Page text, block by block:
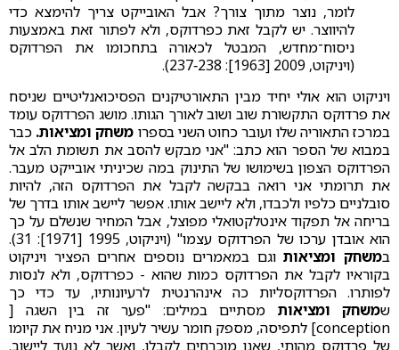
לומר, נוצר מתוך צורך? אבל האובייקט צריך להימצא כדי
להיווצר. יש לקבל זאת כפרדוקס, ולא לפתור זאת באמצעות
ניסוח־מחדש, המבטל לכאורה בתחכומו את הפרדוקס
(ויניקוט, 2009 [1963]: 238‑237).
ויניקוט הוא אולי יחיד מבין התאורטיקנים הפסיכואנליטיים שניסח
את פרדוקס התקשורת שוב ושוב לאורך הגותו. מושג הפרדוקס עומד
במרכז התאוריה שלו ועובר כחוט השני בספרו משחק ומציאות. כבר
במבוא של הספר הוא כתב: "אני מבקש להסב את תשומת הלב אל
הפרדוקס הצפון בשימושו של התינוק במה שכיניתי אובייקט מעבר.
את תרומתי אני רואה בבקשה לקבל את הפרדוקס הזה, להיות
סובלניים כלפיו ולכבדו, ולא ליישב אותו. אפשר ליישב אותו בדרך של
בריחה אל תפקוד אינטלקטואלי מפוצל, אבל המחיר שנשלם על כך
הוא אובדן ערכו של הפרדוקס עצמו" (ויניקוט, 1995 [1971]: 31).
במשחק ומציאותוגם במאמרים נוספים אחרים הפציר ויניקוט
בקוראיו לקבל את הפרדוקס כמות שהוא - כפרדוקס, ולא לנסות
לפותרו. הפרדוקסליות כה אינהרנטית לרעיונותיו, עד כדי כך
שמשחק ומציאות מסתיים במילים: "פער זה בין השגה [
conception] לתפיסה, מספק חומר עשיר לעיון. אני מניח את קיומו
של פרדוקס מהותי, שאנו מוכרחים לקבלו, ואשר לא נועד ליישוב.